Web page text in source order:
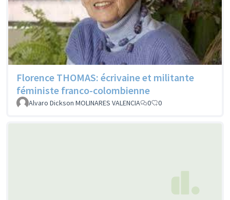
Florence THOMAS: écrivaine et militante
féministe franco-colombienne
Alvaro Dickson MOLINARES VALENCIA 0 0